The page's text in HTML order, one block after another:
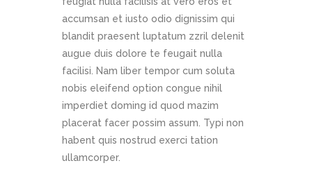
accumsan et iusto odio dignissim qui
blandit praesent luptatum zzril delenit
augue duis dolore te feugait nulla
facilisi. Nam liber tempor cum soluta
nobis eleifend option congue nihil
imperdiet doming id quod mazim
placerat facer possim assum. Typi non
habent quis nostrud exerci tation
ullamcorper.